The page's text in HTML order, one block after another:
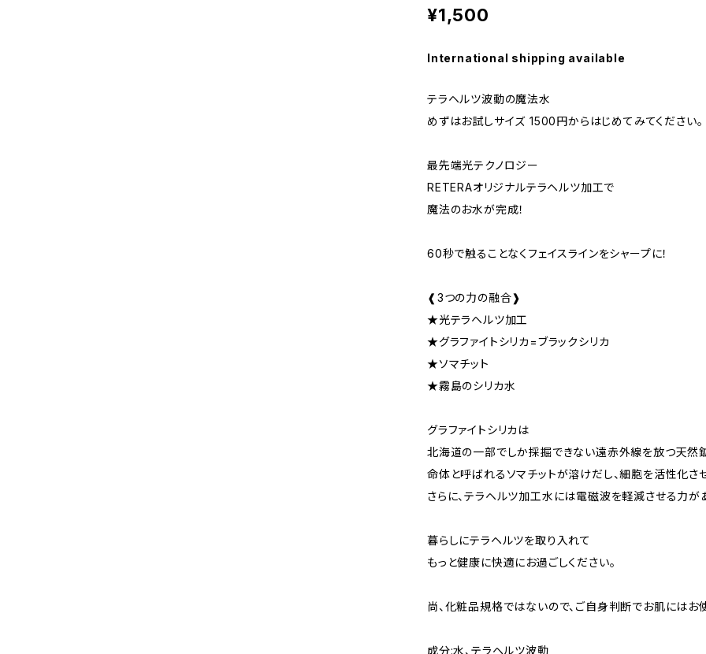
¥1,500
International shipping available
テラヘルツ波動の魔法水
めずはお試しサイズ 1500円からはじめてみてください。
最先端光テクノロジー
RETERAオリジナルテラヘルツ加工で
魔法のお水が完成！
60秒で触ることなくフェイスラインをシャープに！
❰3つの力の融合❱
★光テラヘルツ加工
★グラファイトシリカ=ブラックシリカ
★ソマチット
★霧島のシリカ水
グラファイトシリカは
北海道の一部でしか採掘できない遠赤外線を放つ天然
命体と呼ばれるソマチットが溶けだし、細胞を活性化さ
さらに、テラヘルツ加工水には電磁波を軽減させる力が
暮らしにテラヘルツを取り入れて
もっと健康に快適にお過ごしください。
尚、化粧品規格ではないので、ご自身判断でお肌にはお
成分:水、テラヘルツ波動